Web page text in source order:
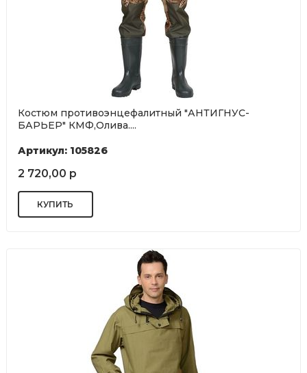
Костюм противоэнцефалитный "АНТИГНУС-
БАРЬЕР" КМФ,Олива....
Артикул: 105826
2 720,00 р